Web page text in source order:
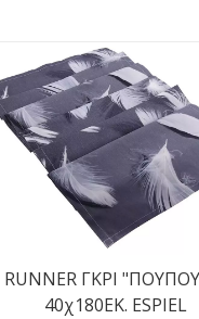
RUNNER ΓΚΡΙ
40χ180ΕΚ. ESPIEL